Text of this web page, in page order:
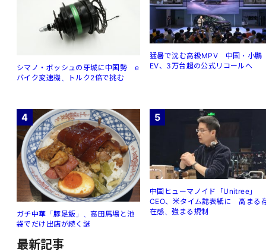
シマノ・ボッシュの牙城に中国勢 e
バイク変速機、トルク2倍で挑む
猛暑で沈む高級MPV 中国・小鵬
EV、3万台超の公式リコールへ
4
ガチ中華「豚足飯」、高田馬場と池
袋でだけ出店が続く謎
5
中国ヒューマノイド「Unitree」
CEO、米タイム誌表紙に 高まる
在感、強まる規制
最新記事